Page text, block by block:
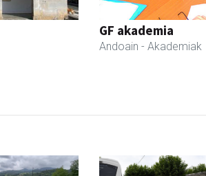
GF akademia
Andoain - Akademiak